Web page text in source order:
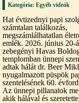
Kategória: Egyéb videók
Hat évtizednyi papi
számtalan találkozás,
megszámlálhatatlan
emlék. 2026. június 20-
zebegényi Havas
templomban ünnepi
adtak hálát dr. Beer
nyugalmazott püspök
szentelésének 60.
Az ünnepi pillanatok
akik hálával és